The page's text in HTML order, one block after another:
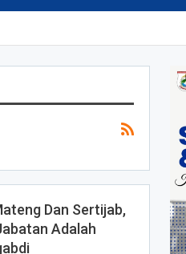
Dan Sertijab,
Adalah